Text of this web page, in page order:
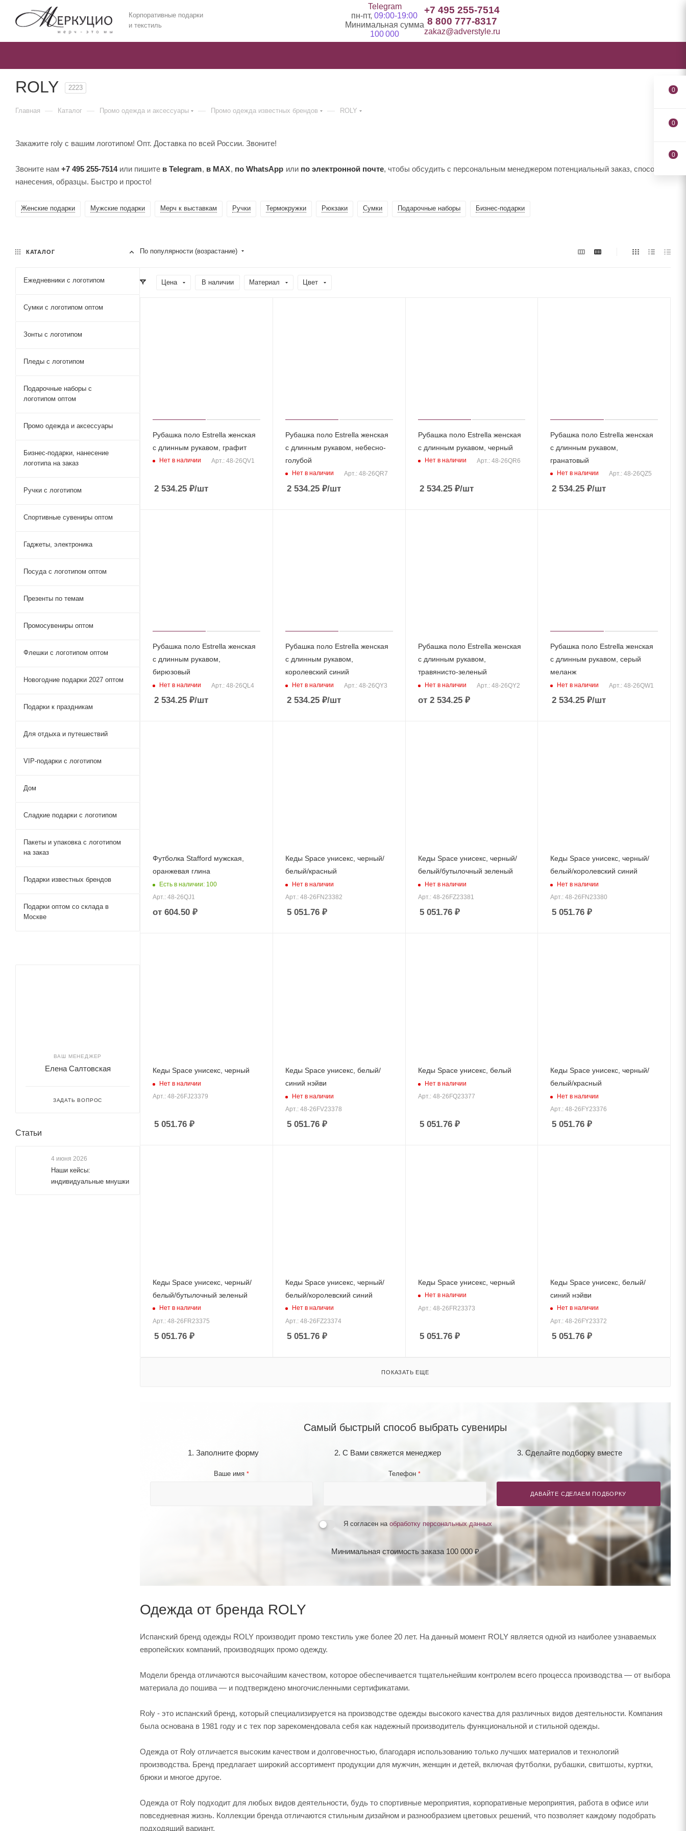
Корпоративные подарки
и текстиль
Telegram
пн-пт, 09:00-19:00
Минимальная сумма
100 000
+7 495 255-7514
8 800 777-8317
zakaz@adverstyle.ru
ROLY 2223
Главная — Каталог — Промо одежда и аксессуары — Промо одежда известных брендов — ROLY
Закажите roly с вашим логотипом! Опт. Доставка по всей России. Звоните!
Звоните нам +7 495 255-7514или пишите в Telegram, в MAX, по WhatsApp или по электронной почте, чтобы обсудить с персональным менеджером потенциальный заказ, способы
нанесения, образцы. Быстро и просто!
Женские подарки Мужские подарки Мерч к выставкам Ручки Термокружки Рюкзаки Сумки Подарочные наборы Бизнес-подарки
По популярности (возрастание)
Цена В наличии Материал Цвет
Рубашка поло Estrella женская
с длинным рукавом, графит
Нет в наличии Арт.: 48-26QV1
2 534.25 ₽/шт
Рубашка поло Estrella женская
с длинным рукавом, небесно-
голубой
Нет в наличии Арт.: 48-26QR7
2 534.25₽/шт
Рубашка поло Estrella женская
с длинным рукавом, черный
Нет в наличии Арт.: 48-26QR6
2 534.25₽/шт
Рубашка поло Estrella женская
с длинным рукавом,
гранатовый
Нет в наличии Арт.: 48-26QZ5
2 534.25 ₽/шт
Рубашка поло Estrella женская
с длинным рукавом,
бирюзовый
Нет в наличии Арт.: 48-26QL4
2 534.25 ₽/шт
Рубашка поло Estrella женская
с длинным рукавом,
королевский синий
Нет в наличии Арт.: 48-26QY3
2 534.25₽/шт
Рубашка поло Estrella женская
с длинным рукавом,
травянисто-зеленый
Нет в наличии Арт.: 48-26QY2
от 2 534.25 ₽
Рубашка поло Estrella женская
с длинным рукавом, серый
меланж
Нет в наличии Арт.: 48-26QW1
2 534.25 ₽/шт
Футболка Stafford мужская,
оранжевая глина
Есть в наличии: 100
Арт.: 48-26QJ1
от 604.50 ₽
Кеды Space унисекс, черный/
белый/красный
Нет в наличии
Арт.: 48-26FN23382
5 051.76₽
Кеды Space унисекс, черный/
белый/бутылочный зеленый
Нет в наличии
Арт.: 48-26FZ23381
5 051.76₽
Кеды Space унисекс, черный/
белый/королевский синий
Нет в наличии
Арт.: 48-26FN23380
5 051.76 ₽
Кеды Space унисекс, черный
Нет в наличии
Арт.: 48-26FJ23379
5 051.76 ₽
Кеды Space унисекс, белый/
синий нэйви
Нет в наличии
Арт.: 48-26FV23378
5 051.76₽
Кеды Space унисекс, белый
Нет в наличии
Арт.: 48-26FQ23377
5 051.76₽
Кеды Space унисекс, черный/
белый/красный
Нет в наличии
Арт.: 48-26FY23376
5 051.76 ₽
Кеды Space унисекс, черный/
белый/бутылочный зеленый
Нет в наличии
Арт.: 48-26FR23375
5 051.76 ₽
Кеды Space унисекс, черный/
белый/королевский синий
Нет в наличии
Арт.: 48-26FZ23374
5 051.76₽
Кеды Space унисекс, черный
Нет в наличии
Арт.: 48-26FR23373
5 051.76₽
Кеды Space унисекс, белый/
синий нэйви
Нет в наличии
Арт.: 48-26FY23372
5 051.76 ₽
ПОКАЗАТЬ ЕЩЕ
Самый быстрый способ выбрать сувениры
1. Заполните форму 2. С Вами свяжется менеджер 3. Сделайте подборку вместе
Ваше имя * Телефон*
ДАВАЙТЕ СДЕЛАЕМ ПОДБОРКУ
Я согласен на обработку персональных данных
Минимальная стоимость заказа 100 000 ₽
Одежда от бренда ROLY
Испанский бренд одежды ROLY производит промо текстиль уже более 20 лет. На данный момент ROLY является одной из наиболее узнаваемых
европейских компаний, производящих промо одежду.
Модели бренда отличаются высочайшим качеством, которое обеспечивается тщательнейшим контролем всего процесса производства — от выбора
материала до пошива — и подтверждено многочисленными сертификатами.
Roly - это испанский бренд, который специализируется на производстве одежды высокого качества для различных видов деятельности. Компания
была основана в 1981 году и с тех пор зарекомендовала себя как надежный производитель функциональной и стильной одежды.
Одежда от Roly отличается высоким качеством и долговечностью, благодаря использованию только лучших материалов и технологий
производства. Бренд предлагает широкий ассортимент продукции для мужчин, женщин и детей, включая футболки, рубашки, свитшоты, куртки,
брюки и многое другое.
Одежда от Roly подходит для любых видов деятельности, будь то спортивные мероприятия, корпоративные мероприятия, работа в офисе или
повседневная жизнь. Коллекции бренда отличаются стильным дизайном и разнообразием цветовых решений, что позволяет каждому подобрать
подходящий вариант.
КАТАЛОГ
Ежедневники c логотипом
Сумки с логотипом оптом
Зонты с логотипом
Пледы с логотипом
Подарочные наборы с
логотипом оптом
Промо одежда и аксессуары
Бизнес-подарки, нанесение
логотипа на заказ
Ручки c логотипом
Спортивные сувениры оптом
Гаджеты, электроника
Посуда с логотипом оптом
Презенты по темам
Промосувениры оптом
Флешки с логотипом оптом
Новогодние подарки 2027 оптом
Подарки к праздникам
Для отдыха и путешествий
VIP-подарки с логотипом
Дом
Сладкие подарки с логотипом
Пакеты и упаковка с логотипом
на заказ
Подарки известных брендов
Подарки оптом со склада в
Москве
ВАШ МЕНЕДЖЕР
Елена Салтовская
ЗАДАТЬ ВОПРОС
Статьи
4 июня 2026
Наши кейсы:
индивидуальные мнушки
0
0
0